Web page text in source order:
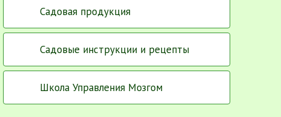
Садовая продукция
Садовые инструкции и рецепты
Школа Управления Мозгом